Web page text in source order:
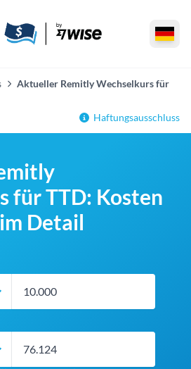
Aktueller Remitly Wechselkurs für
Haftungsausschluss
für TTD: Kosten
Detail